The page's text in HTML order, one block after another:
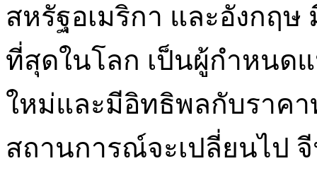
สหรัฐอเมริกา และอังกฤ
ที่สุดในโลก เป็นผู้กำหนด
ใหม่และมีอิทธิพลกับราค
สถานการณ์จะเปลี่ยนไป